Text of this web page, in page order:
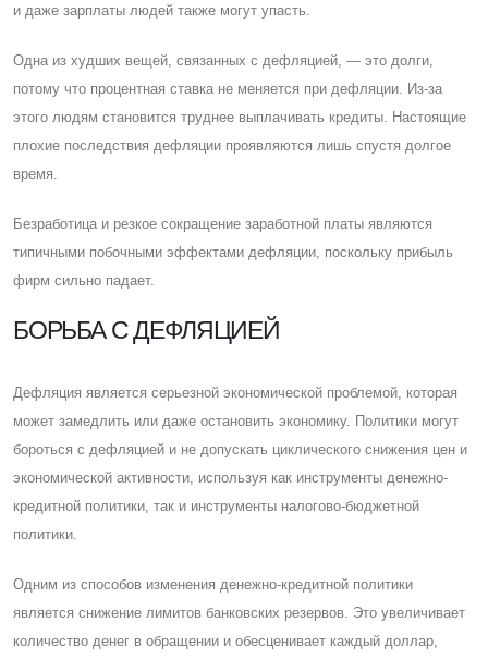
и даже зарплаты людей также могут упасть.
Одна из худших вещей, связанных с дефляцией, — это долги,
потому что процентная ставка не меняется при дефляции. Из-за
этого людям становится труднее выплачивать кредиты. Настоящие
плохие последствия дефляции проявляются лишь спустя долгое
время.
Безработица и резкое сокращение заработной платы являются
типичными побочными эффектами дефляции, поскольку прибыль
фирм сильно падает.
БОРЬБА С ДЕФЛЯЦИЕЙ
Дефляция является серьезной экономической проблемой, которая
может замедлить или даже остановить экономику. Политики могут
бороться с дефляцией и не допускать циклического снижения цен и
экономической активности, используя как инструменты денежно-
кредитной политики, так и инструменты налогово-бюджетной
политики.
Одним из способов изменения денежно-кредитной политики
является снижение лимитов банковских резервов. Это увеличивает
количество денег в обращении и обесценивает каждый доллар,